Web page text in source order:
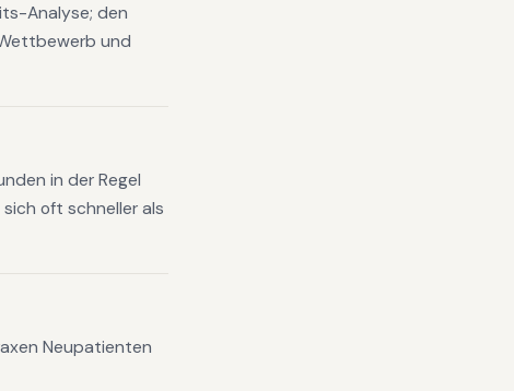
Analyse; den
und
in der Regel
oft schneller als
Neupatienten